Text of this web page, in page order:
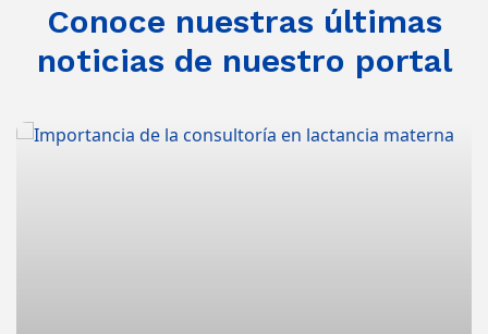
Conoce nuestras últimas
noticias de nuestro portal